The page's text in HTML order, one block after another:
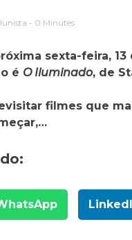
- 0 Minutes
sexta-feira, 13
é O Iluminado, de
filmes que